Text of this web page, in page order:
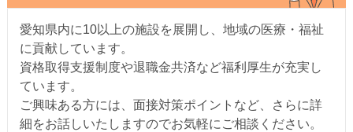
愛知県内に10以上の施設を展開し、地域の医療・福祉
に貢献しています。
資格取得支援制度や退職金共済など福利厚生が充実し
ています。
ご興味ある方には、面接対策ポイントなど、さらに詳
細をお話しいたしますのでお気軽にご相談ください。